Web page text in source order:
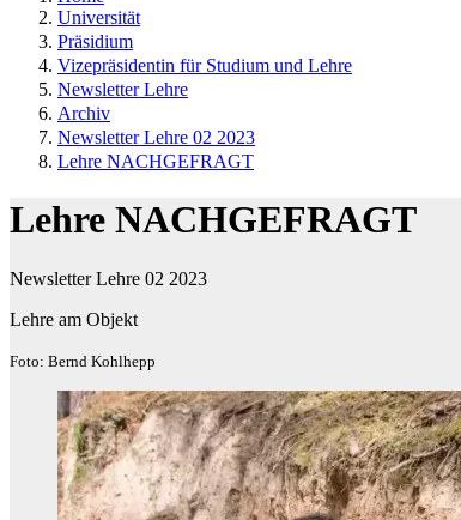
Universität
Präsidium
Vizepräsidentin für Studium und Lehre
Newsletter Lehre
Archiv
Newsletter Lehre 02 2023
Lehre NACHGEFRAGT
Lehre NACHGEFRAGT
Newsletter Lehre 02 2023
Lehre am Objekt
Foto: Bernd Kohlhepp